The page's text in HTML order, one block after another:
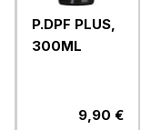
P.DPF PLUS,
300ML
9,90 €